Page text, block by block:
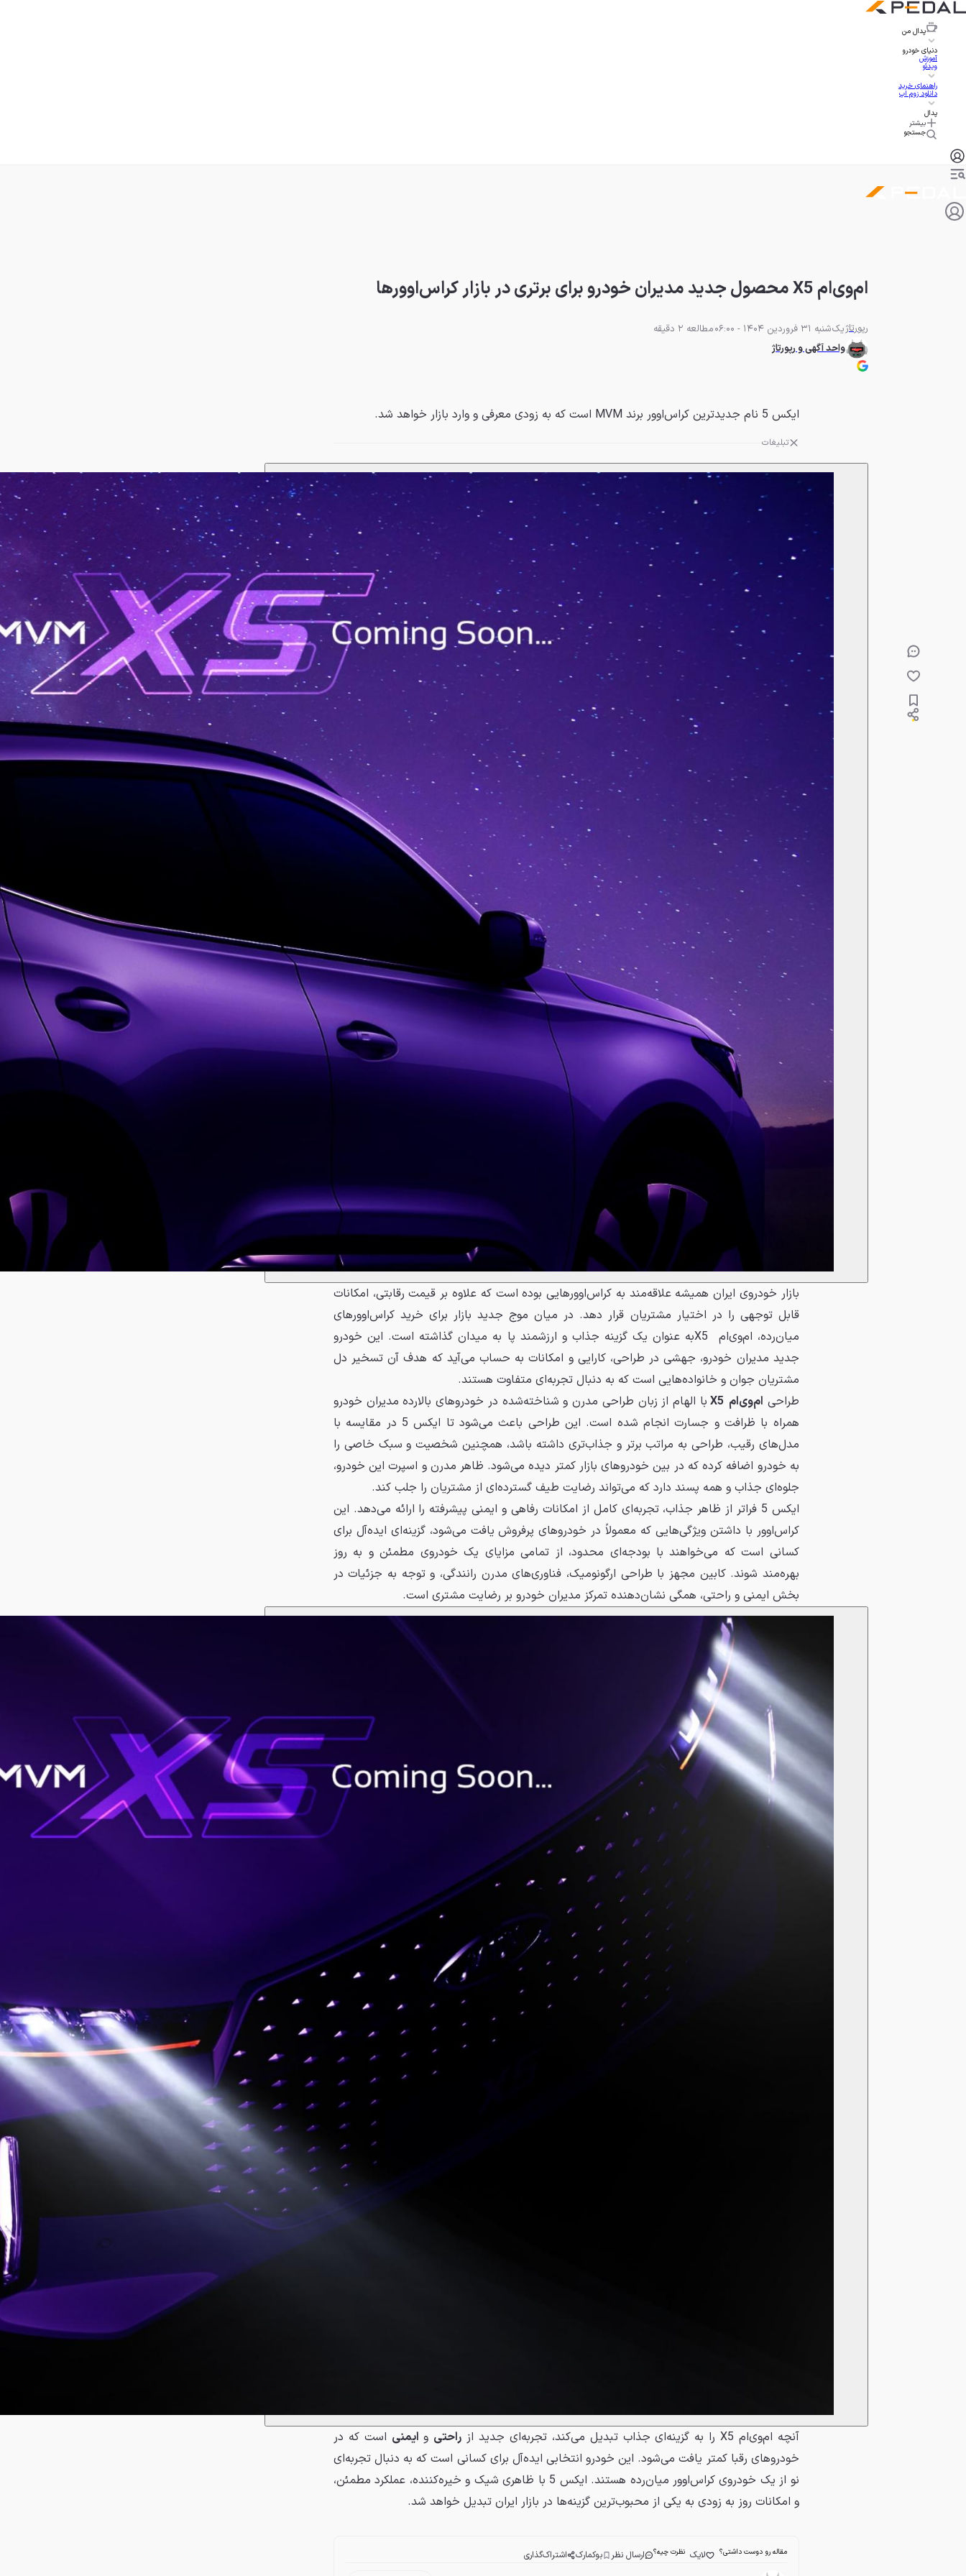
پدال من
دنیای خودرو
آموزش
ویدئو
راهنمای خرید
دانلود زوم اپ
پدال
بیشتر
جستجو
ام‌وی‌ام X5 محصول جدید مدیران خودرو برای برتری در بازار کراس‌اوورها
رپورتاژیک‌شنبه 31 فروردین 1404 - 06:00
مطالعه 2 دقیقه
واحد آگهی و رپورتاژ
ایکس 5 نام جدیدترین کراس‌اوور برند MVM است که به زودی معرفی و وارد بازار خواهد شد.
تبلیغات
بازار خودروی ایران همیشه علاقه‌مند به کراس‌اوورهایی بوده است که علاوه بر قیمت رقابتی، امکانات
قابل توجهی را در اختیار مشتریان قرار دهد. در میان موج جدید بازار برای خرید کراس‌اوورهای
میان‌رده، ام‌وی‌ام X5به عنوان یک گزینه جذاب و ارزشمند پا به میدان گذاشته است. این خودرو
جدید مدیران خودرو، جهشی در طراحی، کارایی و امکانات به حساب می‌آید که هدف آن تسخیر دل
مشتریان جوان و خانواده‌هایی است که به دنبال تجربه‌ای متفاوت هستند.
طراحی ام‌وی‌ام X5
با الهام از زبان طراحی مدرن و شناخته‌شده در خودروهای بالارده مدیران خودرو
همراه با ظرافت و جسارت انجام شده است. این طراحی باعث می‌شود تا ایکس 5 در مقایسه با
مدل‌های رقیب، طراحی به مراتب برتر و جذاب‌تری داشته باشد، همچنین شخصیت و سبک خاصی را
به خودرو اضافه کرده که در بین خودروهای بازار کمتر دیده می‌شود. ظاهر مدرن و اسپرت این خودرو،
جلوه‌ای جذاب و همه پسند دارد که می‌تواند رضایت طیف گسترده‌ای از مشتریان را جلب کند.
ایکس 5 فراتر از ظاهر جذاب، تجربه‌ای کامل از امکانات رفاهی و ایمنی پیشرفته را ارائه می‌دهد. این
کراس‌اوور با داشتن ویژگی‌هایی که معمولاً در خودروهای پرفروش یافت می‌شود، گزینه‌ای ایده‌آل برای
کسانی است که می‌خواهند با بودجه‌ای محدود، از تمامی مزایای یک خودروی مطمئن و به روز
بهره‌مند شوند. کابین مجهز با طراحی ارگونومیک، فناوری‌های مدرن رانندگی، و توجه به جزئیات در
بخش ایمنی و راحتی، همگی نشان‌دهنده تمرکز مدیران خودرو بر رضایت مشتری است.
آنچه ام‌وی‌ام X5 را به گزینه‌ای جذاب تبدیل می‌کند، تجربه‌ای جدید از راحتی و ایمنی است که در
خودروهای رقبا کمتر یافت می‌شود. این خودرو انتخابی ایده‌آل برای کسانی است که به دنبال تجربه‌ای
نو از یک خودروی کراس‌اوور میان‌رده هستند. ایکس 5 با ظاهری شیک و خیره‌کننده، عملکرد مطمئن،
و امکانات روز به زودی به یکی از محبوب‌ترین گزینه‌ها در بازار ایران تبدیل خواهد شد.
مقاله رو دوست داشتی؟ لایک نظرت چیه؟ ارسال نظر بوکمارک اشتراک‌گذاری